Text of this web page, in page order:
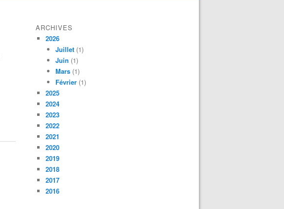
ARCHIVES
2026
Juillet (1)
Juin (1)
Mars (1)
Février (1)
2025
2024
2023
2022
2021
2020
2019
2018
2017
2016